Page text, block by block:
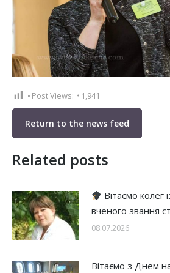
Post Views: 1,941
Return to the news feed
Related posts
Вітаємо колег
вченого звання
08.07.2026
Вітаємо з Днем